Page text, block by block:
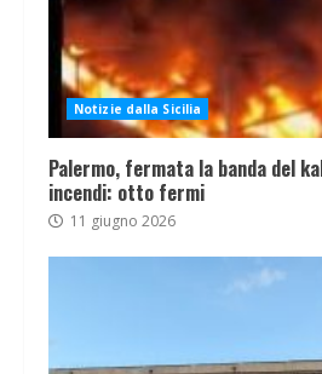
Notizie dalla Sicilia
Palermo, fermata la banda del
incendi: otto fermi
11 giugno 2026